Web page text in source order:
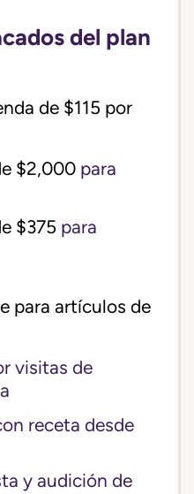
del plan
de $115 por
$2,000 para
$375 para
para artículos de
visitas de
receta desde
y audición de